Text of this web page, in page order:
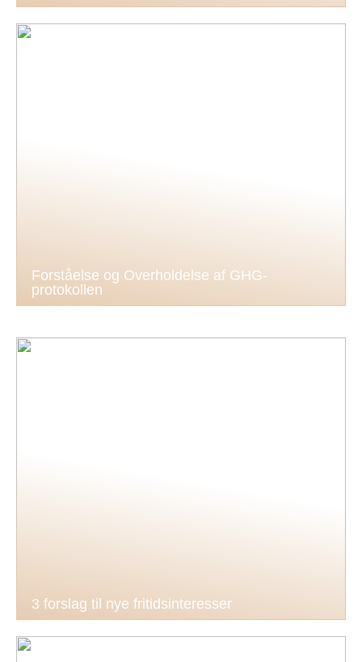
Forståelse og Overholdelse af GHG-
protokollen
3 forslag til nye fritidsinteresser